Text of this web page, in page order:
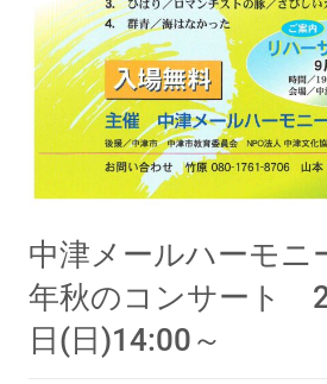
中津メールハーモ
年秋のコンサート
日(日)14:00～